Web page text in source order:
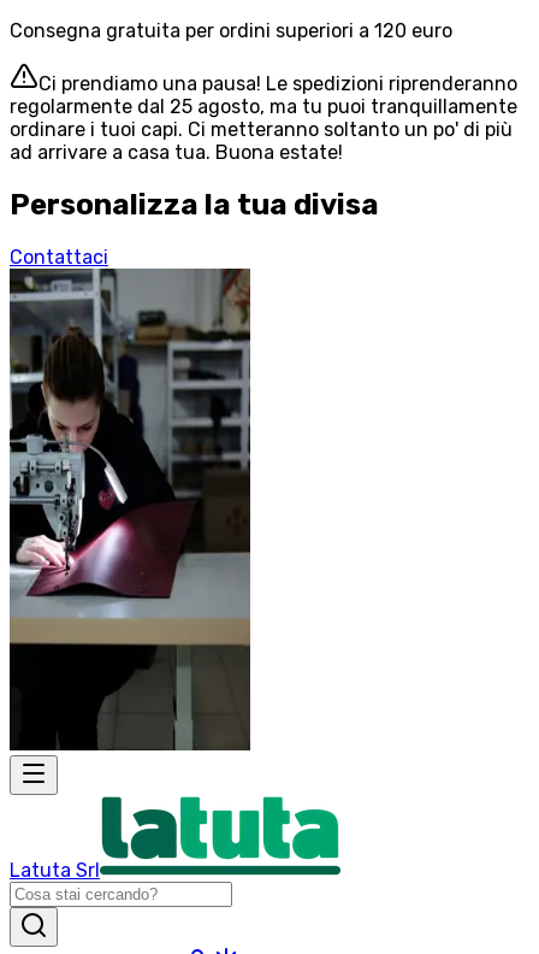
Consegna gratuita per ordini superiori a 120 euro
Ci prendiamo una pausa! Le spedizioni riprenderanno
regolarmente dal 25 agosto, ma tu puoi tranquillamente
ordinare i tuoi capi. Ci metteranno soltanto un po' di più
ad arrivare a casa tua. Buona estate!
Personalizza la tua divisa
Contattaci
Latuta Srl